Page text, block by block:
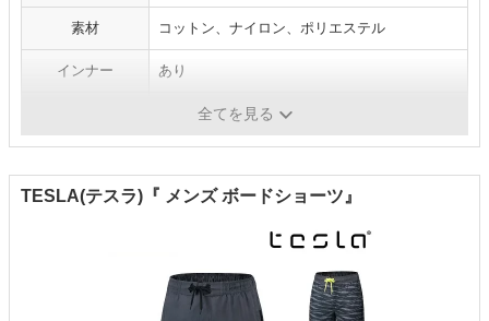
素材 コットン、ナイロン、ポリエステル
インナー あり
全てを見る
TESLA(テスラ)『 メンズ ボードショーツ』